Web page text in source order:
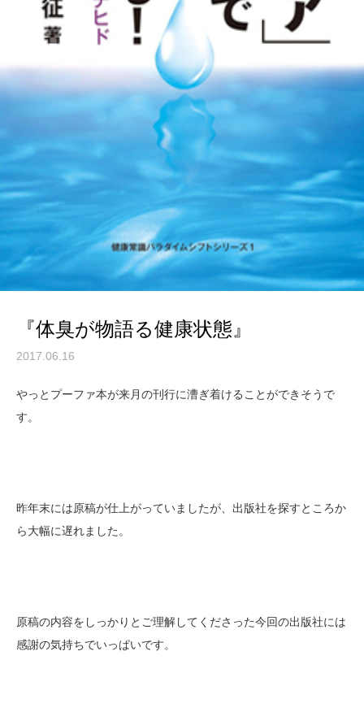
『体臭が物語る健康状態』
2017.06.16
やっとプーファ本が来月の刊行に漕ぎ着けることができそうで
す。
昨年末には原稿が仕上がっていましたが、出版社を探すところか
ら大幅に遅れました。
原稿の内容をしっかりとご理解してくださった今回の出版社には
感謝の気持ちでいっぱいです。